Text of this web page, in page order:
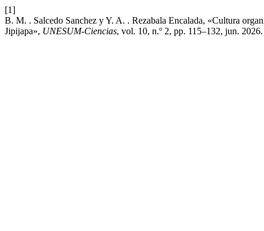
[1]
B. M. . Salcedo Sanchez y Y. A. . Rezabala Encalada, «Cultura
Jipijapa», UNESUM-Ciencias, vol. 10, n.º 2, pp. 115–132, jun. 2026.